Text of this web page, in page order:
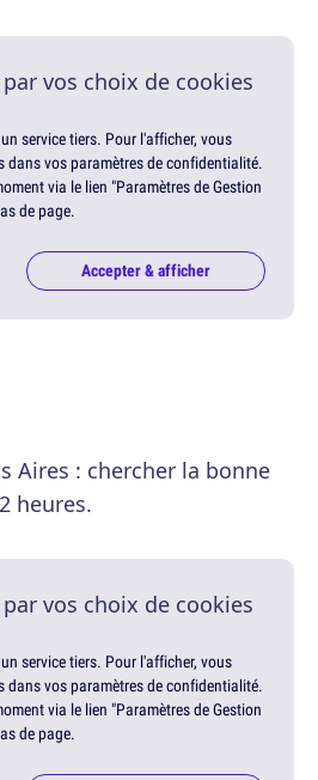
vos choix de cookies
service tiers. Pour l'afficher, vous
dans vos paramètres de confidentialité.
via le lien "Paramètres de Gestion
de page.
Accepter & afficher
Aires : chercher la bonne
heures.
vos choix de cookies
service tiers. Pour l'afficher, vous
dans vos paramètres de confidentialité.
via le lien "Paramètres de Gestion
de page.